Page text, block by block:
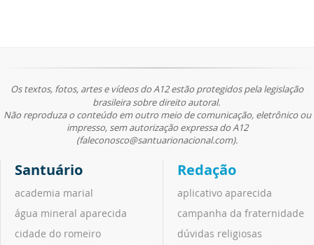
Os textos, fotos, artes e vídeos do A12 estão protegidos pela legislação
brasileira sobre direito autoral.
Não reproduza o conteúdo em outro meio de comunicação, eletrônico ou
impresso, sem autorização expressa do A12
(faleconosco@santuarionacional.com).
Santuário
academia marial
água mineral aparecida
cidade do romeiro
Redação
aplicativo aparecida
campanha da fraternidade
dúvidas religiosas